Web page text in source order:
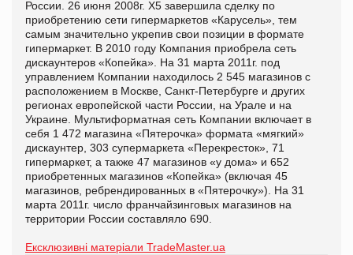
России. 26 июня 2008г. X5 завершила сделку по
приобретению сети гипермаркетов «Карусель», тем
самым значительно укрепив свои позиции в формате
гипермаркет. В 2010 году Компания приобрела сеть
дискаунтеров «Копейка». На 31 марта 2011г. под
управлением Компании находилось 2 545 магазинов с
расположением в Москве, Санкт-Петербурге и других
регионах европейской части России, на Урале и на
Украине. Мультиформатная сеть Компании включает в
себя 1 472 магазина «Пятерочка» формата «мягкий»
дискаунтер, 303 супермаркета «Перекресток», 71
гипермаркет, а также 47 магазинов «у дома» и 652
приобретенных магазинов «Копейка» (включая 45
магазинов, ребрендированных в «Пятерочку»). На 31
марта 2011г. число франчайзинговых магазинов на
территории России составляло 690.
Ексклюзивні матеріали TradeMaster.ua